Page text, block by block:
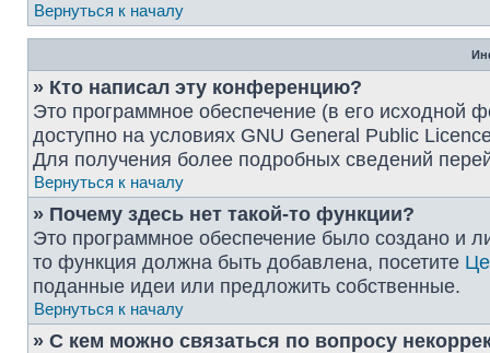
Вернуться к началу
» Кто написал эту конференцию?
Это программное обеспечение (в его исходной
доступно на условиях GNU General Public
Для получения более подробных сведений
Вернуться к началу
» Почему здесь нет такой-то функции?
Это программное обеспечение было создано и
то функция должна быть добавлена, посетите
поданные идеи или предложить собственные.
Вернуться к началу
» С кем можно связаться по вопросу